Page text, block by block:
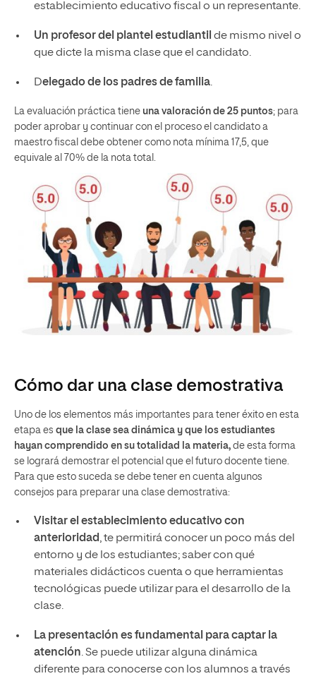
establecimiento educativo fiscal o un representante.
Un profesor del plantel estudiantil de mismo nivel o
que dicte la misma clase que el candidato.
Delegado de los padres de familia.
La evaluación práctica tiene una valoración de 25 puntos; para
poder aprobar y continuar con el proceso el candidato a
maestro fiscal debe obtener como nota mínima 17,5, que
equivale al 70% de la nota total.
Cómo dar una clase demostrativa
Uno de los elementos más importantes para tener éxito en esta
etapa es que la clase sea dinámica y que los estudiantes
hayan comprendido en su totalidad la materia, de esta forma
se logrará demostrar el potencial que el futuro docente tiene.
Para que esto suceda se debe tener en cuenta algunos
consejos para preparar una clase demostrativa:
Visitar el establecimiento educativo con
anterioridad, te permitirá conocer un poco más del
entorno y de los estudiantes; saber con qué
materiales didácticos cuenta o que herramientas
tecnológicas puede utilizar para el desarrollo de la
clase.
La presentación es fundamental para captar la
atención. Se puede utilizar alguna dinámica
diferente para conocerse con los alumnos a través